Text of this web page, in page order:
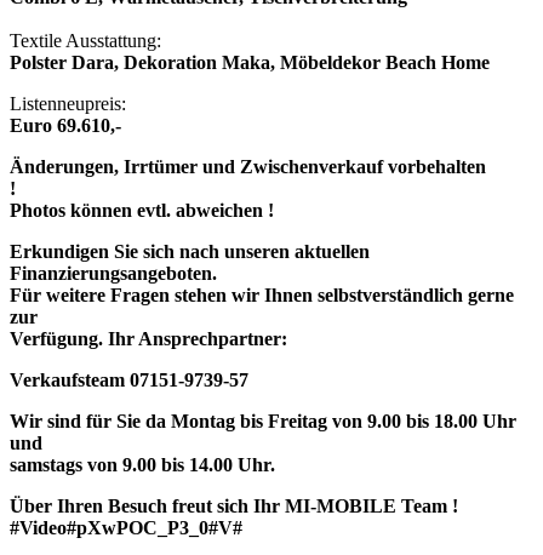
Textile Ausstattung:
Polster Dara, Dekoration Maka, Möbeldekor Beach Home
Listenneupreis:
Euro 69.610,-
Änderungen, Irrtümer und Zwischenverkauf vorbehalten
!
Photos können evtl. abweichen !
Erkundigen Sie sich nach unseren aktuellen
Finanzierungsangeboten.
Für weitere Fragen stehen wir Ihnen selbstverständlich gerne
zur
Verfügung. Ihr Ansprechpartner:
Verkaufsteam 07151-9739-57
Wir sind für Sie da Montag bis Freitag von 9.00 bis 18.00 Uhr
und
samstags von 9.00 bis 14.00 Uhr.
Über Ihren Besuch freut sich Ihr MI-MOBILE Team !
#Video#pXwPOC_P3_0#V#